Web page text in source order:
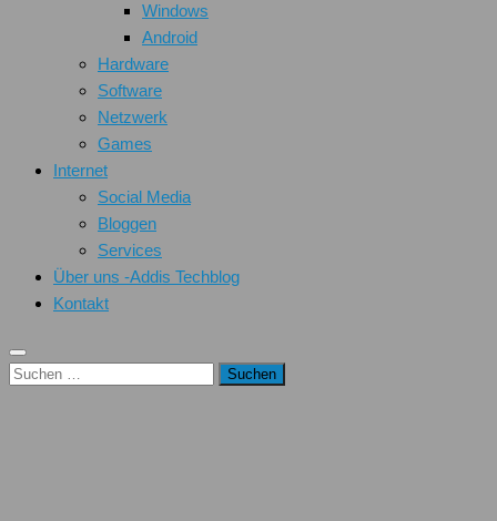
Windows
Android
Hardware
Software
Netzwerk
Games
Internet
Social Media
Bloggen
Services
Über uns -Addis Techblog
Kontakt
Suchen